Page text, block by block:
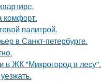
комфорт.
палитрой.
в Санкт-петербурге.
в ЖК "Микрогород в лесу".